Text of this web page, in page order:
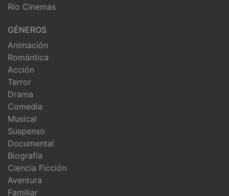
Río Cinemas
GÉNEROS
Animación
Romántica
Acción
Terror
Drama
Comedia
Musical
Suspenso
Documental
Biografía
Ciencia Ficción
Aventura
Familiar